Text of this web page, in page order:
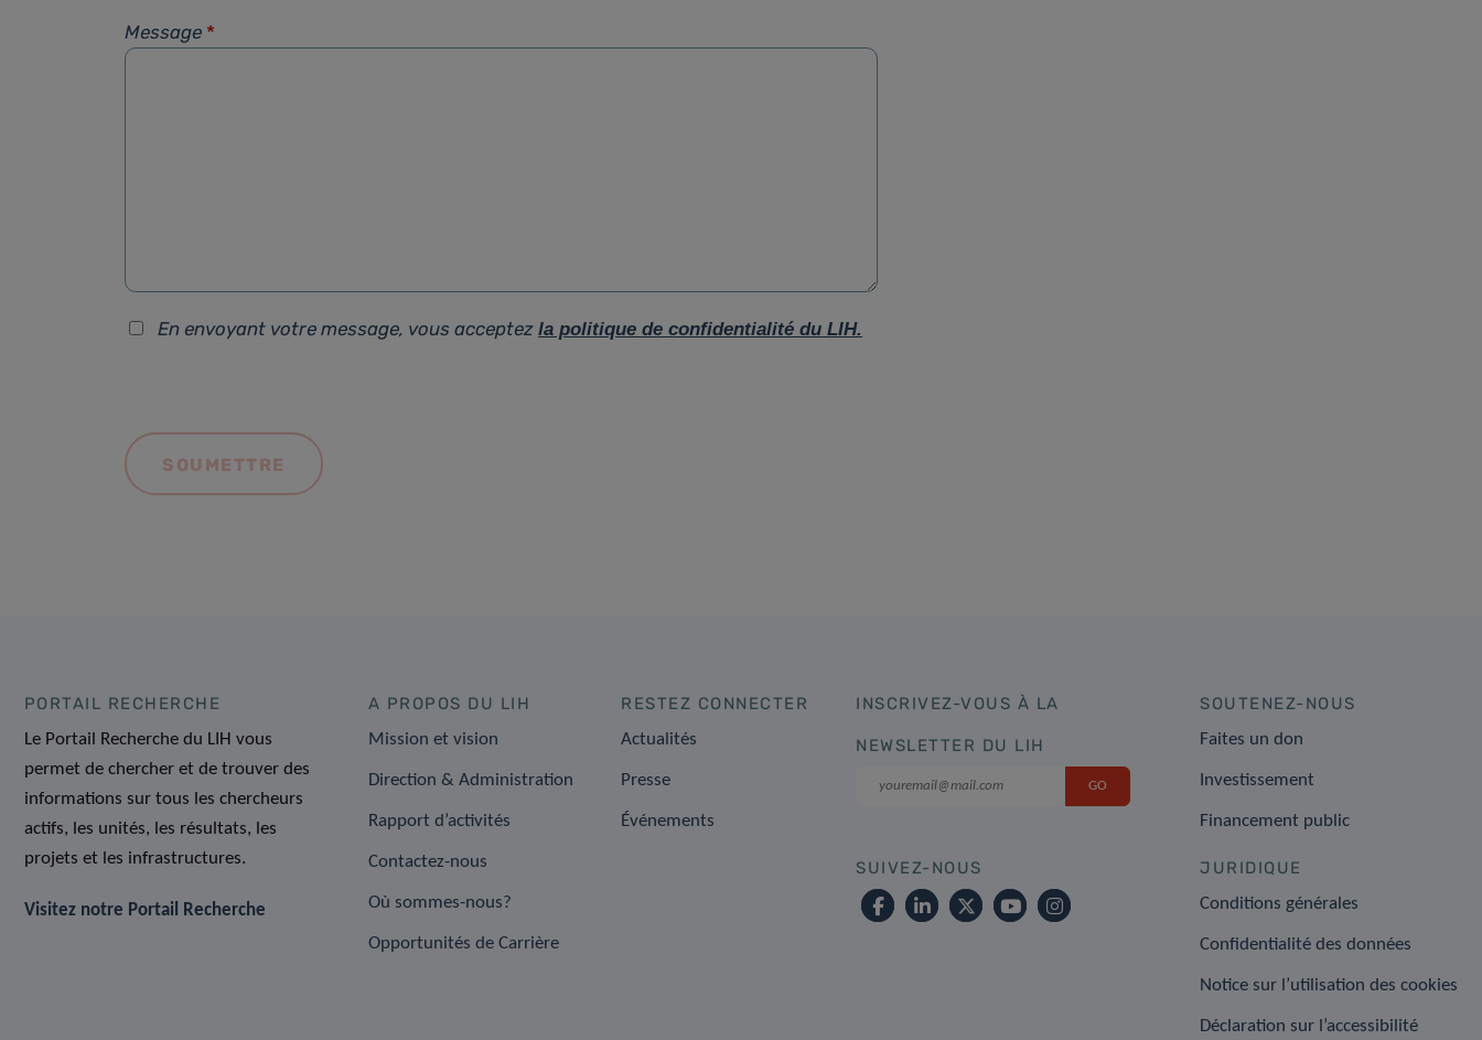
Message *
En envoyant votre message, vous acceptezla politique de confidentialité du LIH.
PORTAIL RECHERCHE
Le Portail Recherche du LIH vous
permet de chercher et de trouver des
informations sur tous les chercheurs
actifs, les unités, les résultats, les
projets et les infrastructures.
Visitez notre Portail Recherche
A PROPOS DU LIH
Mission et vision
Direction & Administration
Rapport d’activités
Contactez-nous
Où sommes-nous?
Opportunités de Carrière
RESTEZ CONNECTER
Actualités
Presse
Événements
INSCRIVEZ-VOUS À LA
NEWSLETTER DU LIH
SUIVEZ-NOUS
SOUTENEZ-NOUS
Faites un don
Investissement
Financement public
JURIDIQUE
Conditions générales
Confidentialité des données
Notice sur l’utilisation des cookies
Déclaration sur l’accessibilité